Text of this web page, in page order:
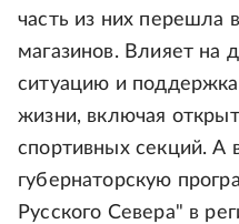
часть из них перешла
магазинов. Влияет на
ситуацию и поддержка
жизни, включая
спортивных секций. А
губернаторскую
Русского Севера" в